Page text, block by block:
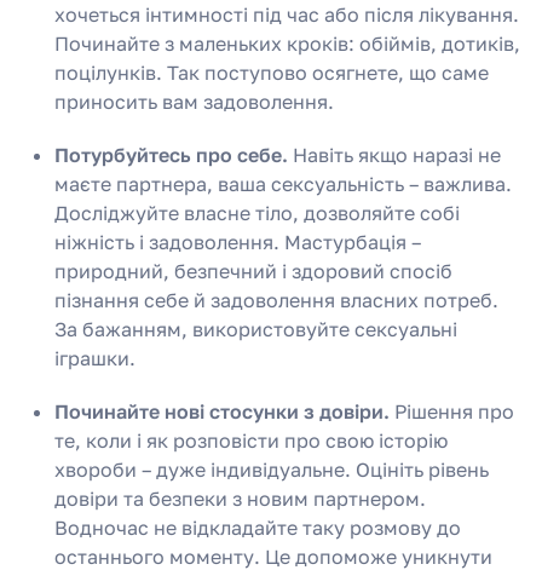
хочеться інтимності під час або після лікування.
Починайте з маленьких кроків: обіймів, дотиків,
поцілунків. Так поступово осягнете, що саме
приносить вам задоволення.
Потурбуйтесь про себе. Навіть якщо наразі не
маєте партнера, ваша сексуальність – важлива.
Досліджуйте власне тіло, дозволяйте собі
ніжність і задоволення. Мастурбація –
природний, безпечний і здоровий спосіб
пізнання себе й задоволення власних потреб.
За бажанням, використовуйте сексуальні
іграшки.
Починайте нові стосунки з довіри. Рішення про
те, коли і як розповісти про свою історію
хвороби – дуже індивідуальне. Оцініть рівень
довіри та безпеки з новим партнером.
Водночас не відкладайте таку розмову до
останнього моменту. Це допоможе уникнути